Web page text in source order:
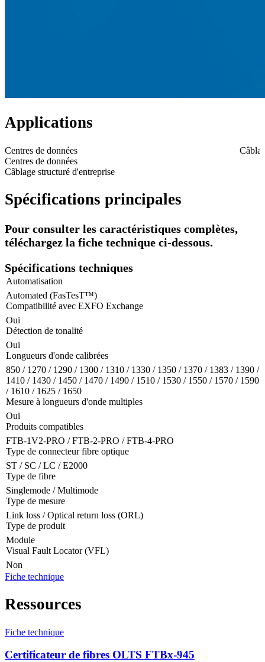
Applications
Centres de données
Centres de données
Câblage structuré d'entreprise
Spécifications principales
Pour consulter les caractéristiques complètes,
téléchargez la fiche technique ci-dessous.
Spécifications techniques
Automatisation
Automated (FasTesT™)
Compatibilité avec EXFO Exchange
Oui
Détection de tonalité
Oui
Longueurs d'onde calibrées
850 / 1270 / 1290 / 1300 / 1310 / 1330 / 1350 / 1370 / 1383 / 1390 /
1410 / 1430 / 1450 / 1470 / 1490 / 1510 / 1530 / 1550 / 1570 / 1590
/ 1610 / 1625 / 1650
Mesure à longueurs d'onde multiples
Oui
Produits compatibles
FTB-1V2-PRO / FTB-2-PRO / FTB-4-PRO
Type de connecteur fibre optique
ST / SC / LC / E2000
Type de fibre
Singlemode / Multimode
Type de mesure
Link loss / Optical return loss (ORL)
Type de produit
Module
Visual Fault Locator (VFL)
Non
Fiche technique
Ressources
Fiche technique
Certificateur de fibres OLTS FTBx-945